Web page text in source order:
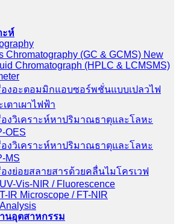
ะห์
Chromatography (GC & GCMS) New
Chromatograph (HPLC & LCMSMS)
องอะตอมมิกแอบซอร์พชั่นแบบเปลวไฟ
เตาเผาไฟฟ้า
องวิเคราะห์หาปริมาณธาตุและโลหะ
OES
องวิเคราะห์หาปริมาณธาตุและโลหะ
MS
องย่อยสลายสารด้วยคลื่นไมโครเวฟ
Vis-NIR / Fluorescence
IR Microscope / FT-NIR
นอุตสาหกรรม